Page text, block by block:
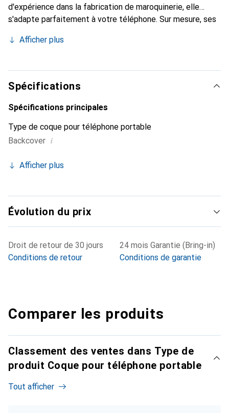
d'expérience dans la fabrication de maroquinerie, elle
s'adapte parfaitement à votre téléphone. Sur mesure, ses
Elle devient l'accessoire chic et indispensable pour votre
de haute qualité, la marque Noreve est un choix fiable pour
une clientèle exigeante.
Afficher plus
Spécifications
Spécifications principales
Type de coque pour téléphone portable
Backcover i
Afficher plus
Évolution du prix
Droit de retour de 30 jours
Conditions de retour
24 mois Garantie (Bring-in)
Conditions de garantie
Comparer les produits
Classement des ventes dans Type de
produit Coque pour téléphone portable
Tout afficher